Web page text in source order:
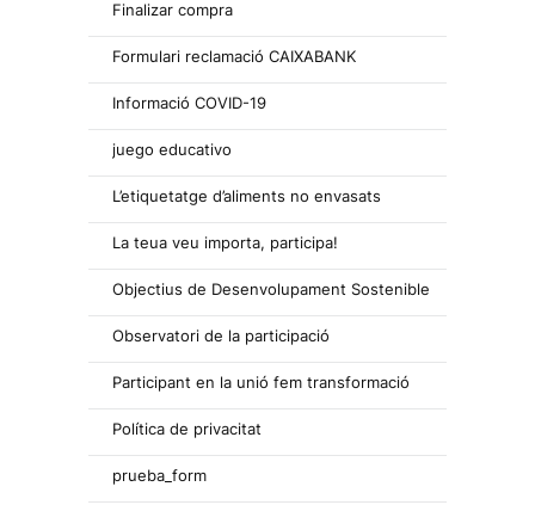
Finalizar compra
Formulari reclamació CAIXABANK
Informació COVID-19
juego educativo
L’etiquetatge d’aliments no envasats
La teua veu importa, participa!
Objectius de Desenvolupament Sostenible
Observatori de la participació
Participant en la unió fem transformació
Política de privacitat
prueba_form